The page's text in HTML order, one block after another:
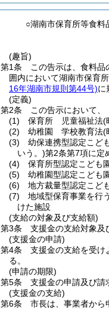
○湖南市保育所等食料
(趣旨)
第1条
この告示は、食料
囲内において湖南市保育
16年湖南市規則第44号)に
(定義)
第2条
この告示において、
(1)
保育所 児童福祉法(
(2)
幼稚園 学校教育法(
(3)
幼保連携型認定こど
いう。)第2条第7項に定
(4)
保育所型認定こども
(5)
幼稚園型認定こども
(6)
地方裁量型認定こど
(7)
地域型保育事業を行
けた施設
(支給の対象及び支給額)
第3条
支援金の支給対象及
(支援金の申請)
第4条
支援金の支給を受け
る。
(申請の期限)
第5条
支援金の申請及び請
(支援金の支給)
第6条
市長は、事業者から